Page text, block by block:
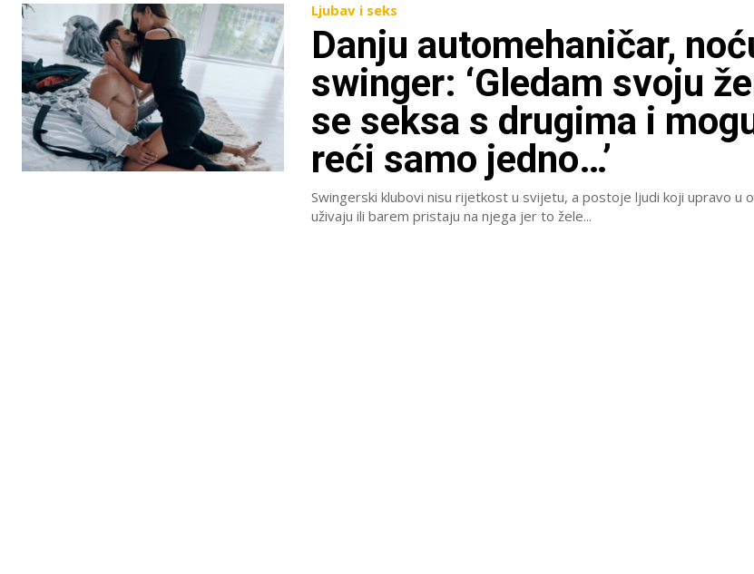
Ljubav i seks
Danju automehaničar,
swinger: ‘Gledam svoju
se seksa s drugima i
reći samo jedno…’
Swingerski klubovi nisu rijetkost u svijetu, a postoje ljudi koji upravo u
uživaju ili barem pristaju na njega jer to žele...